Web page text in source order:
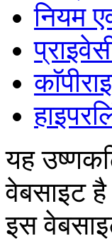
नियम
यह
वेबसाइट
इस